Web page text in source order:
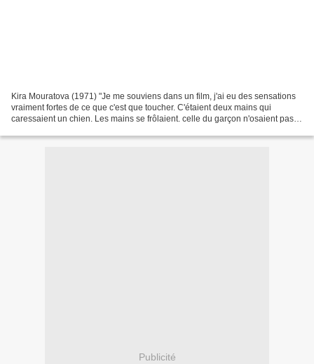
Kira Mouratova (1971) "Je me souviens dans un film, j'ai eu des sensations
vraiment fortes de ce que c'est que toucher. C'étaient deux mains qui
caressaient un chien. Les mains se frôlaient. celle du garçon n'osaient pas
Publicité